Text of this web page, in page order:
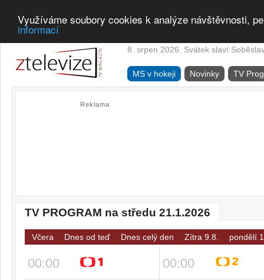
Využíváme soubory cookies k analýze návštěvnosti,
informací
8. srpen 2026. Svátek slaví
MS v hokeji Novinky TV
Reklama
TV PROGRAM na středu 21.1.2026
Včera Dnes od teď Dnes celý den Zítra 9.8. pondělí
00:00 00:00